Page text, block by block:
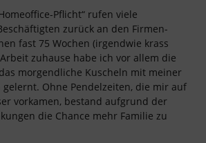
Pflicht“ rufen viele
zurück an den Firmen-
fast 75 Wochen (irgendwie krass
zuhause habe ich vor allem die
morgendliche Kuscheln mit meiner
gelernt. Ohne Pendelzeiten, die mir auf
vorkamen, bestand aufgrund der
die Chance mehr Familie zu